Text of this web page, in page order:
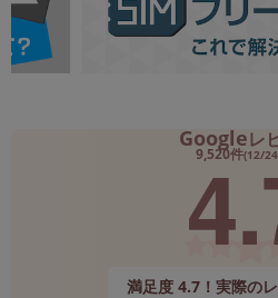
Googleレ
9,520件(12/
満足度 4.7！実際の